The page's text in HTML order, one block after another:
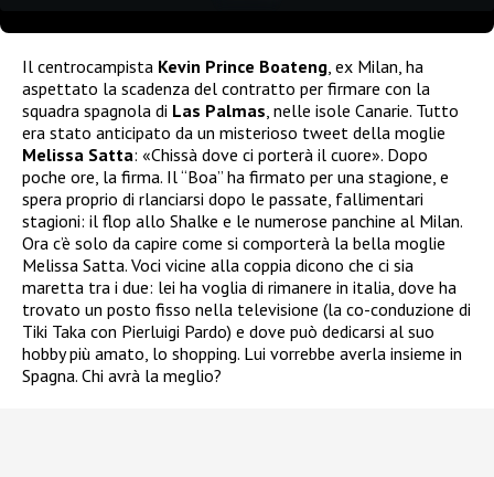
Il centrocampista Kevin Prince Boateng, ex Milan, ha
aspettato la scadenza del contratto per firmare con la
squadra spagnola di Las Palmas, nelle isole Canarie. Tutto
era stato anticipato da un misterioso tweet della moglie
Melissa Satta: «Chissà dove ci porterà il cuore». Dopo
poche ore, la firma. Il “Boa” ha firmato per una stagione, e
spera proprio di rlanciarsi dopo le passate, fallimentari
stagioni: il flop allo Shalke e le numerose panchine al Milan.
Ora c’è solo da capire come si comporterà la bella moglie
Melissa Satta. Voci vicine alla coppia dicono che ci sia
maretta tra i due: lei ha voglia di rimanere in italia, dove ha
trovato un posto fisso nella televisione (la co-conduzione di
Tiki Taka con Pierluigi Pardo) e dove può dedicarsi al suo
hobby più amato, lo shopping. Lui vorrebbe averla insieme in
Spagna. Chi avrà la meglio?